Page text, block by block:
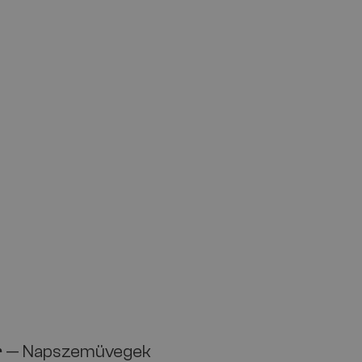
— Napszemüvegek